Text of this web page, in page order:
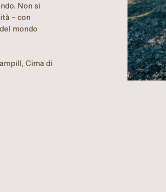
Non si
– con
mondo
Cima di